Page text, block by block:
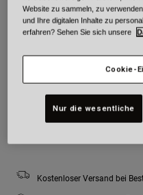
Größe
Youth
Youth
Youth
Large
Zum
Kostenloser Versand bei
Website zu sammeln, zu
und Ihre digitalen Inhalte zu
erfahren? Sehen Sie sich unsere
Cookie-
Nur die wesentliche